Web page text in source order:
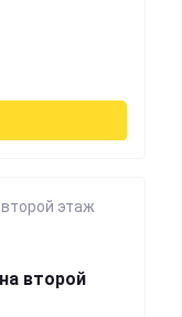
второй